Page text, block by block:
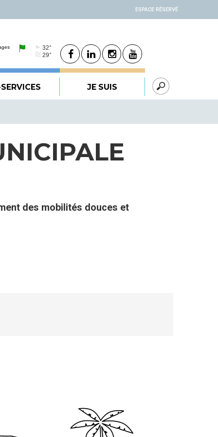
ESPACE RÉSERVÉ
JE SUIS
des mobilités douces et